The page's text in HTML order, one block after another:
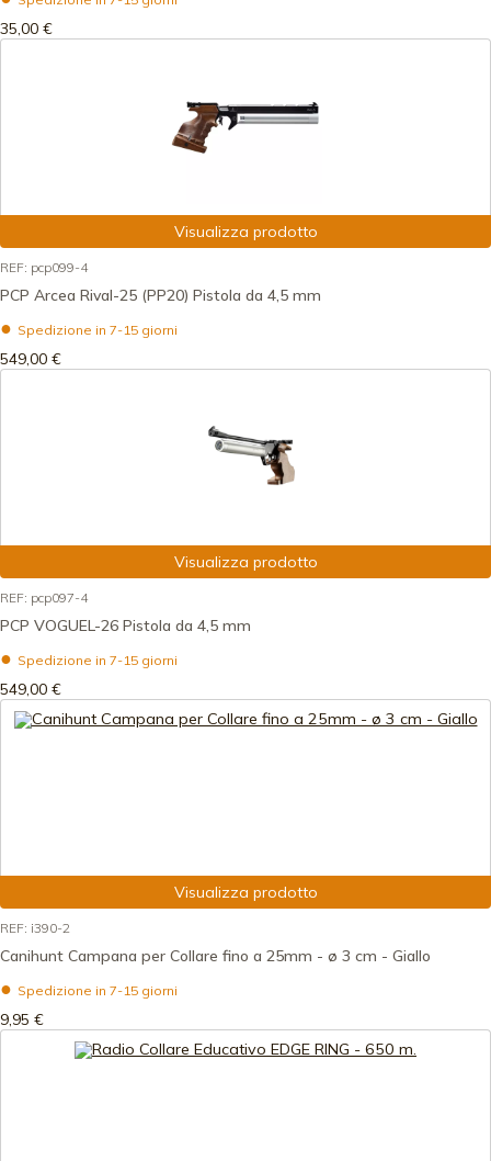
35,00 €
Visualizza prodotto
REF: pcp099-4
PCP Arcea Rival-25 (PP20) Pistola da 4,5 mm
Spedizione in 7-15 giorni
549,00 €
Visualizza prodotto
REF: pcp097-4
PCP VOGUEL-26 Pistola da 4,5 mm
Spedizione in 7-15 giorni
549,00 €
Visualizza prodotto
REF: i390-2
Canihunt Campana per Collare fino a 25mm - ø 3 cm - Giallo
Spedizione in 7-15 giorni
9,95 €